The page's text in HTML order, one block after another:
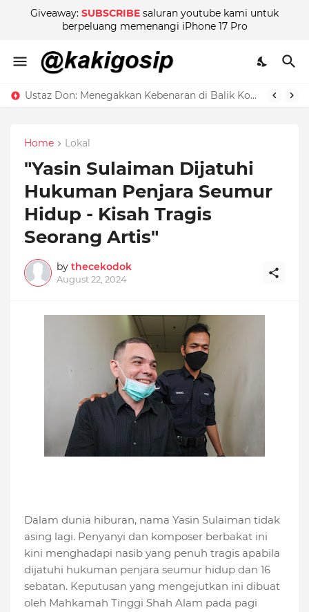
Giveaway: SUBSCRIBE saluran youtube kami untuk
berpeluang memenangi iPhone 17 Pro
Ustaz Don: Menegakkan Kebenaran di Balik Kontroversi
Home Lokal
"Yasin Sulaiman Dijatuhi
Hukuman Penjara Seumur
Hidup - Kisah Tragis
Seorang Artis"
by thecekodok
August 22, 2024
Dalam dunia hiburan, nama Yasin Sulaiman tidak
asing lagi. Penyanyi dan komposer berbakat ini
kini menghadapi nasib yang penuh tragis apabila
dijatuhi hukuman penjara seumur hidup dan 16
sebatan. Keputusan yang mengejutkan ini dibuat
oleh Mahkamah Tinggi Shah Alam pada pagi